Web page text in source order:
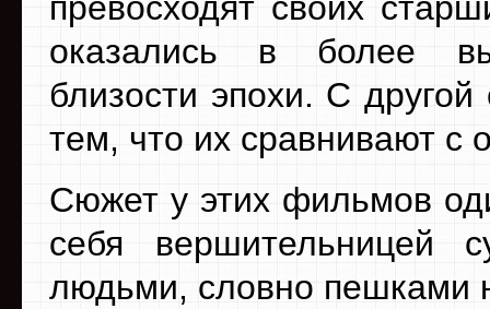
оказались в более
близости эпохи. С
тем, что их сравнивают с
Сюжет у этих фильмов
себя вершительницей
людьми, словно пешками